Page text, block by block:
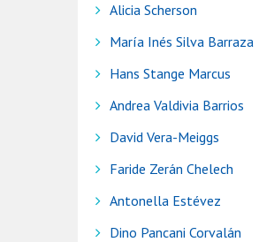
Alicia Scherson
María Inés Silva Barraza
Hans Stange Marcus
Andrea Valdivia Barrios
David Vera-Meiggs
Faride Zerán Chelech
Antonella Estévez
Dino Pancani Corvalán